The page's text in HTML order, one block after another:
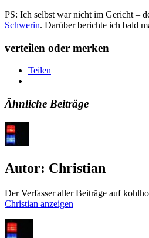
PS: Ich selbst war nicht im Gericht –
Schwerin. Darüber berichte ich bald
verteilen oder merken
Teilen
Ähnliche Beiträge
Autor: Christian
Der Verfasser aller Beiträge auf
Christian anzeigen